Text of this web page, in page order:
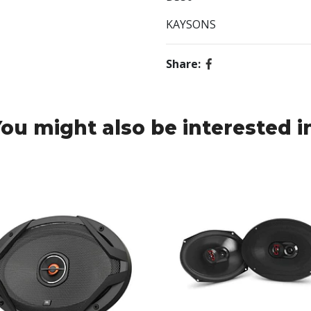
KAYSONS
Share:
might also be interested